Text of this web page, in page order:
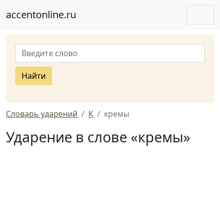
accentonline.ru
Найти
Словарь ударений К кремы
Ударение в слове «кремы»